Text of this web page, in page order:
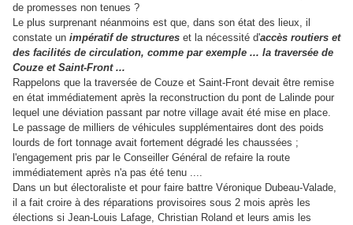
de promesses non tenues ?
Le plus surprenant néanmoins est que, dans son état des lieux, il
constate un impératif de structures et la nécessité d'accès routiers et
des facilités de circulation, comme par exemple ... la traversée de
Couze et Saint-Front ...
Rappelons que la traversée de Couze et Saint-Front devait être remise
en état immédiatement après la reconstruction du pont de Lalinde pour
lequel une déviation passant par notre village avait été mise en place.
Le passage de milliers de véhicules supplémentaires dont des poids
lourds de fort tonnage avait fortement dégradé les chaussées ;
l'engagement pris par le Conseiller Général de refaire la route
immédiatement après n'a pas été tenu ....
Dans un but électoraliste et pour faire battre Véronique Dubeau-Valade,
il a fait croire à des réparations provisoires sous 2 mois après les
élections si Jean-Louis Lafage, Christian Roland et leurs amis les